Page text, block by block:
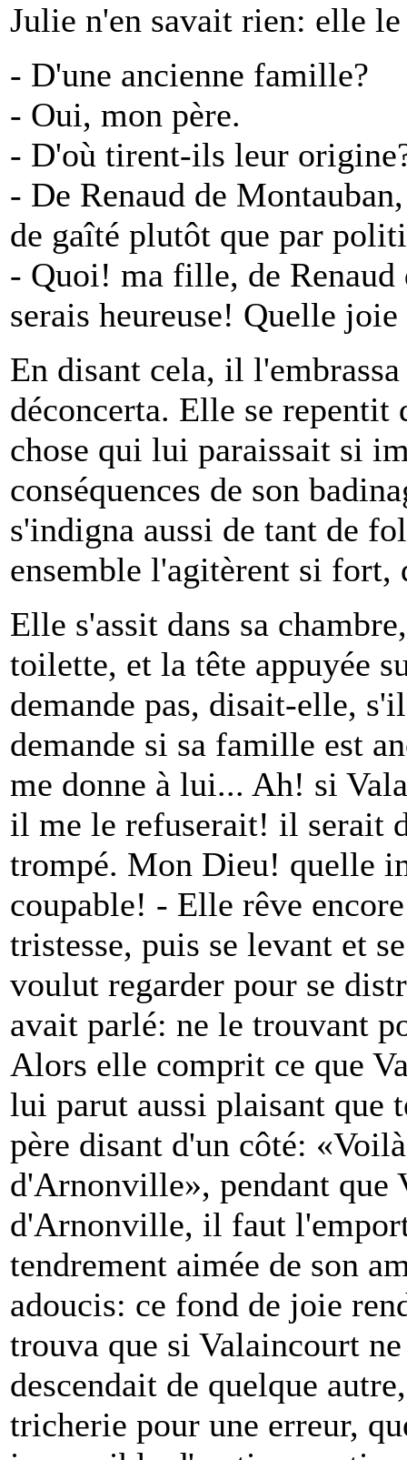
Julie n'en savait rien: elle
- D'une ancienne famille?
- Oui, mon père.
- D'où tirent-ils leur
- De Renaud de
de gaîté plutôt que par
- Quoi! ma fille, de
serais heureuse! Quelle
En disant cela, il
déconcerta. Elle se
chose qui lui paraissait si
conséquences de son
s'indigna aussi de tant de
ensemble l'agitèrent si
Elle s'assit dans sa
toilette, et la tête appuyée
demande pas, disait-elle,
demande si sa famille est
me donne à lui... Ah! si
il me le refuserait! il serait
trompé. Mon Dieu! quelle
coupable! - Elle rêve
tristesse, puis se levant et
voulut regarder pour se
avait parlé: ne le trouvant
Alors elle comprit ce que
lui parut aussi plaisant que
père disant d'un côté:
d'Arnonville», pendant que
d'Arnonville, il faut
tendrement aimée de son
adoucis: ce fond de joie
trouva que si Valaincourt
descendait de quelque
tricherie pour une erreur,